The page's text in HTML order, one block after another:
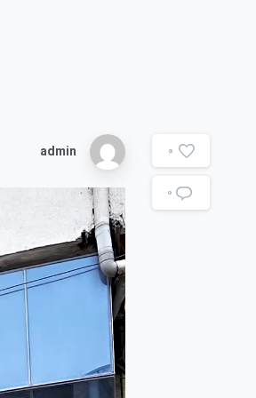
0
۰
admin
نمایشگر
ویدیو